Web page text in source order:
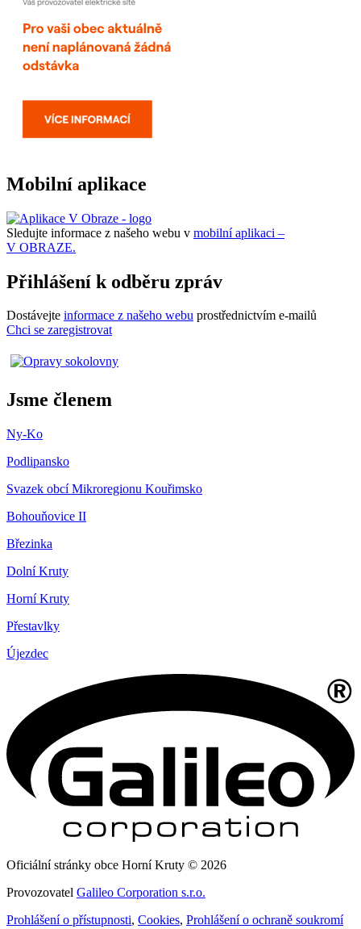
Mobilní aplikace
Sledujte informace z našeho webu v mobilní aplikaci –
V OBRAZE.
Přihlášení k odběru zpráv
Dostávejte informace z našeho webu prostřednictvím e-mailů
Chci se zaregistrovat
Jsme členem
Ny-Ko
Podlipansko
Svazek obcí Mikroregionu Kouřimsko
Bohouňovice II
Březinka
Dolní Kruty
Horní Kruty
Přestavlky
Újezdec
Oficiální stránky obce Horní Kruty © 2026
Provozovatel Galileo Corporation s.r.o.
Prohlášení o přístupnosti, Cookies, Prohlášení o ochraně soukromí